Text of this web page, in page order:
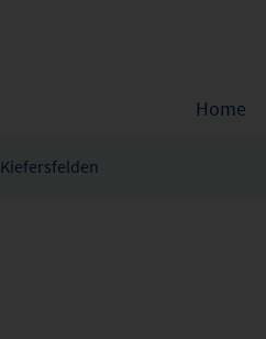
Home
Kiefersfelden